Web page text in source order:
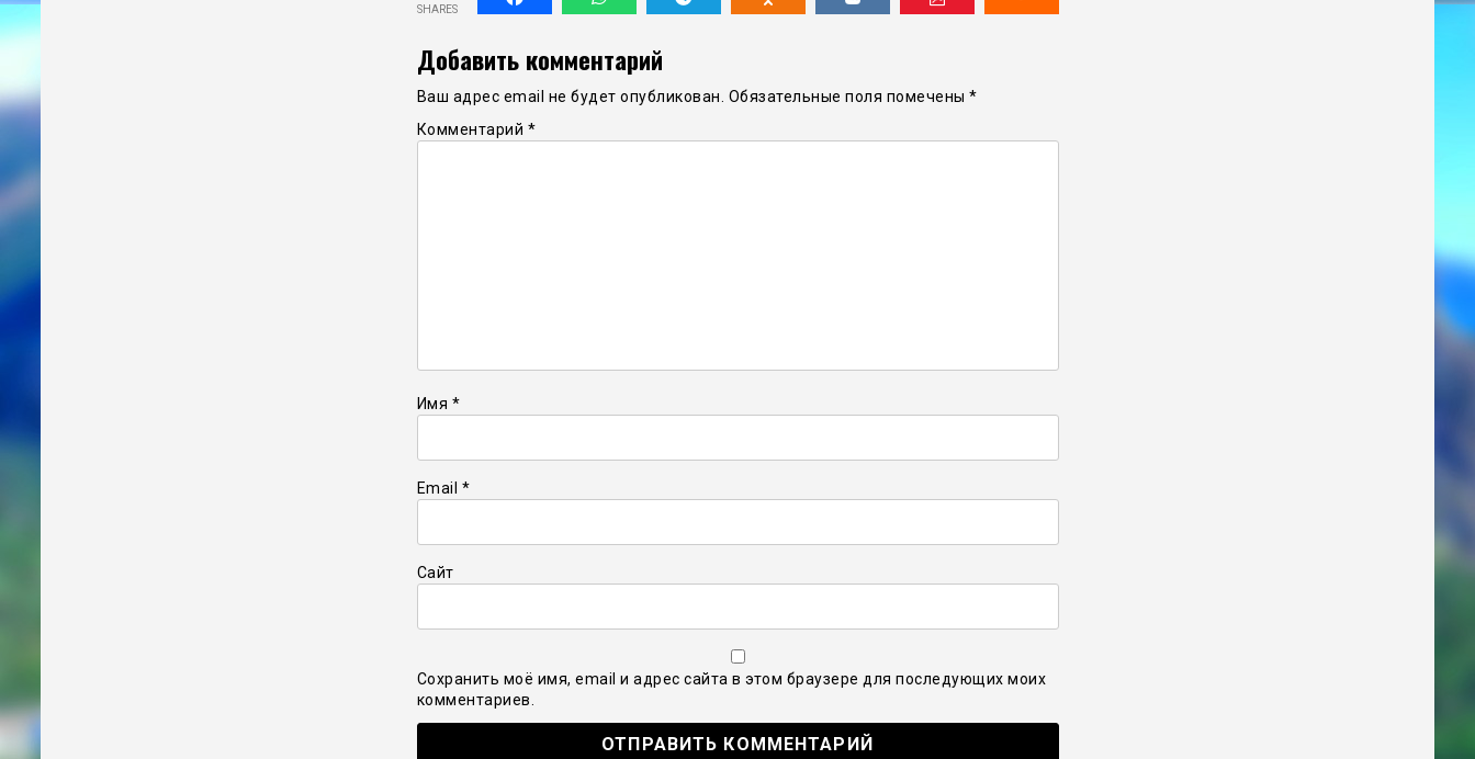
SHARES
Добавить комментарий
Ваш адрес email не будет опубликован. Обязательные поля помечены *
Комментарий *
Имя *
Email *
Сайт
Сохранить моё имя, email и адрес сайта в этом браузере для последующих моих
комментариев.